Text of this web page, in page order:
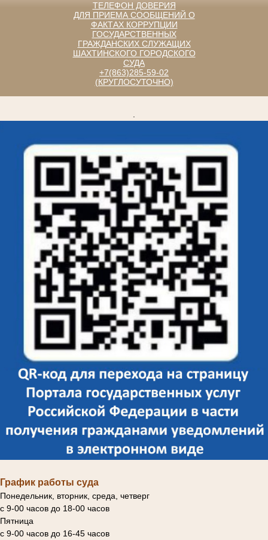
ТЕЛЕФОН ДОВЕРИЯ
ДЛЯ ПРИЕМА СООБЩЕНИЙ О
ФАКТАХ КОРРУПЦИИ
ГОСУДАРСТВЕННЫХ
ГРАЖДАНСКИХ СЛУЖАЩИХ
ШАХТИНСКОГО ГОРОДСКОГО
СУДА
+7(863)285-59-02
(КРУГЛОСУТОЧНО)
.
График работы суда
Понедельник, вторник, среда, четверг
с 9-00 часов до 18-00 часов
Пятница
с 9-00 часов до 16-45 часов